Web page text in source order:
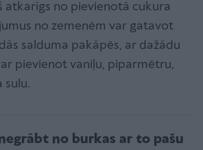
atkarīgs no pievienotā cukura
no zemenēm var gatavot
salduma pakāpēs, ar dažādu
pievienot vaniļu, piparmētru,
sulu.
no burkas ar to pašu